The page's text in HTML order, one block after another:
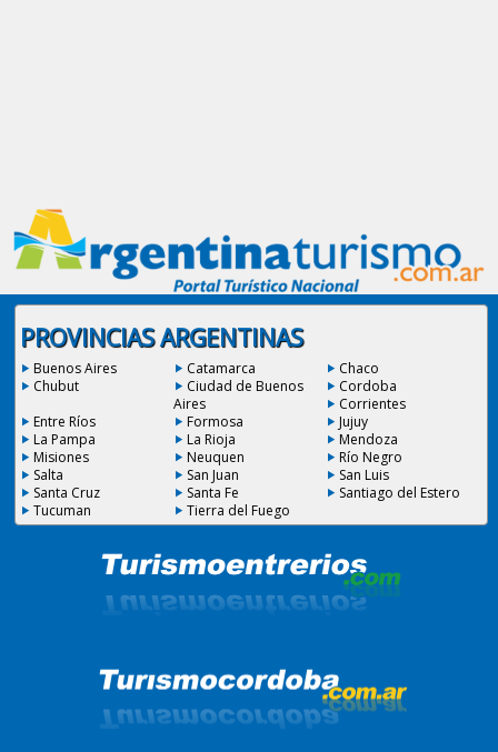
PROVINCIAS ARGENTINAS
Buenos Aires Catamarca
Chaco
Chubut
Ciudad de Buenos
Aires
Cordoba
Corrientes
Entre Ríos
Formosa
Jujuy
La Pampa
La Rioja
Mendoza
Misiones
Neuquen
Río Negro
Salta
San Juan
San Luis
Santa Cruz
Santa Fe
Santiago del Estero
Tucuman
Tierra del Fuego